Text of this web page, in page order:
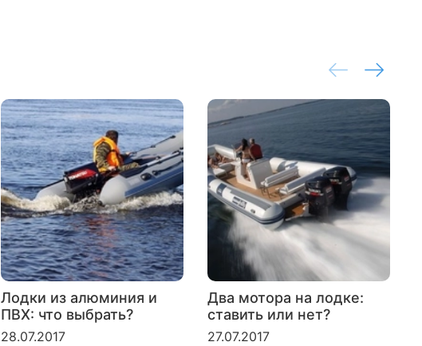
Лодки из алюминия и
ПВХ: что выбрать?
28.07.2017
Два мотора на лодке:
ставить или нет?
27.07.2017